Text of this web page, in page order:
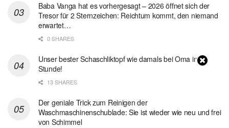
Baba Vanga hat es vorhergesagt – 2026 öffnet sich der
Tresor für 2 Sternzeichen: Reichtum kommt, den niemand
erwartet…
0 SHARES
Unser bester Schaschliktopf wie damals bei Oma in 1
Stunde!
13 SHARES
Der geniale Trick zum Reinigen der
Waschmaschinenschublade: Sie ist wieder wie neu und frei
von Schimmel